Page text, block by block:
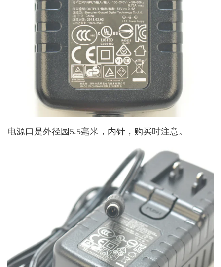
电源口是外径园5.5毫米，内针，购买时注意。